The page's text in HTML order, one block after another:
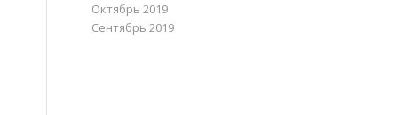
Октябрь 2019
Сентябрь 2019